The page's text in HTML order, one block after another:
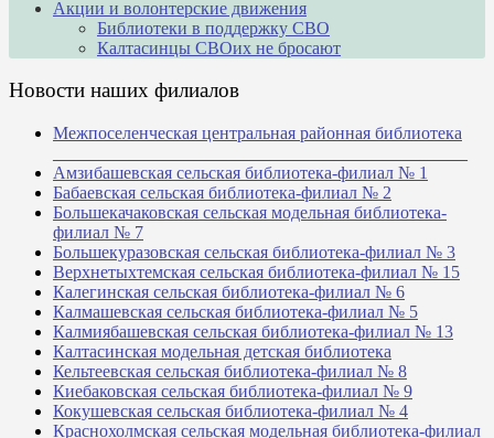
Акции и волонтерские движения
Библиотеки в поддержку СВО
Калтасинцы СВОих не бросают
Новости наших филиалов
Межпоселенческая центральная районная библиотека
Амзибашевская сельская библиотека-филиал № 1
Бабаевская сельская библиотека-филиал № 2
Большекачаковская сельская модельная библиотека-
филиал № 7
Большекуразовская сельская библиотека-филиал № 3
Верхнетыхтемская сельская библиотека-филиал № 15
Калегинская сельская библиотека-филиал № 6
Калмашевская сельская библиотека-филиал № 5
Калмиябашевская сельская библиотека-филиал № 13
Калтасинская модельная детская библиотека
Кельтеевская сельская библиотека-филиал № 8
Киебаковская сельская библиотека-филиал № 9
Кокушевская сельская библиотека-филиал № 4
Краснохолмская сельская модельная библиотека-филиал